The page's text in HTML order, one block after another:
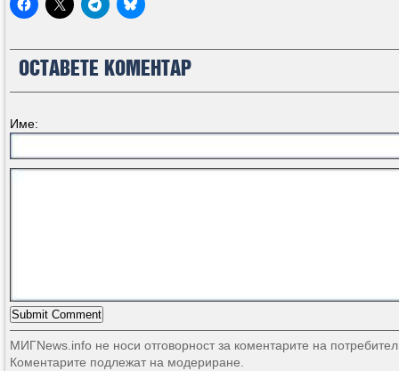
ОСТАВЕТЕ КОМЕНТАР
Име:
МИГNews.info не носи отговорност за коментарите на
Коментарите подлежат на модериране.